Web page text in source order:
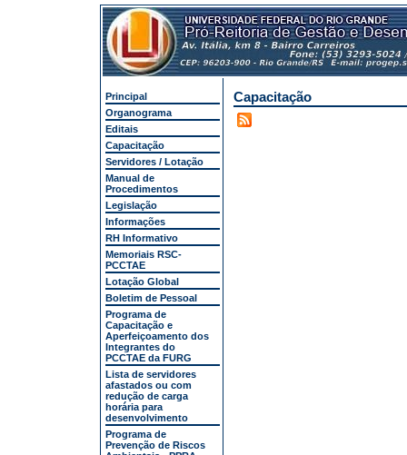
Principal
Organograma
Editais
Capacitação
Servidores / Lotação
Manual de
Procedimentos
Legislação
Informações
RH Informativo
Memoriais RSC-
PCCTAE
Lotação Global
Boletim de Pessoal
Programa de
Capacitação e
Aperfeiçoamento dos
Integrantes do
PCCTAE da FURG
Lista de servidores
afastados ou com
redução de carga
horária para
desenvolvimento
Programa de
Prevenção de Riscos
Capacitação